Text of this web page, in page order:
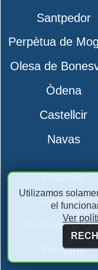
Santpedor
Perpètua de
Olesa de
Òdena
Castellcir
Navas
Palafolls
Rellinars
Premià de
Pontons
Utilizamos
el
Ver